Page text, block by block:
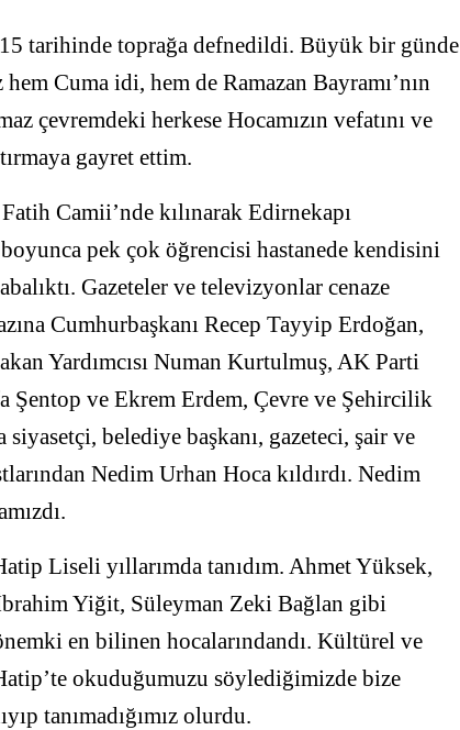
tarihinde toprağa defnedildi. Büyük bir günde
hem Cuma idi, hem de Ramazan Bayramı’nın
çevremdeki herkese Hocamızın vefatını ve
gayret ettim.
Camii’nde kılınarak Edirnekapı
pek çok öğrencisi hastanede kendisini
Gazeteler ve televizyonlar cenaze
Cumhurbaşkanı Recep Tayyip Erdoğan,
Yardımcısı Numan Kurtulmuş, AK Parti
Şentop ve Ekrem Erdem, Çevre ve Şehircilik
belediye başkanı, gazeteci, şair ve
Nedim Urhan Hoca kıldırdı. Nedim
Liseli yıllarımda tanıdım. Ahmet Yüksek,
Yiğit, Süleyman Zeki Bağlan gibi
en bilinen hocalarındandı. Kültürel ve
okuduğumuzu söylediğimizde bize
tanımadığımız olurdu.